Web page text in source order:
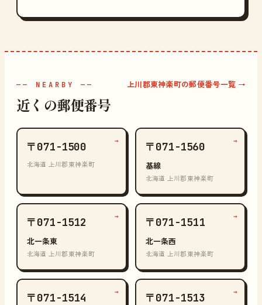
—— NEARBY ——
近くの郵便番号
上川郡東神楽町の郵便番号一覧 →
〒071-1500
北海道 上川郡東神楽町
→ 〒071-1560
基線
北海道 上川郡東神楽町
→
〒071-1512
北一条東
北海道 上川郡東神楽町
→ 〒071-1511
北一条西
北海道 上川郡東神楽町
→
〒071-1514 → 〒071-1513 →